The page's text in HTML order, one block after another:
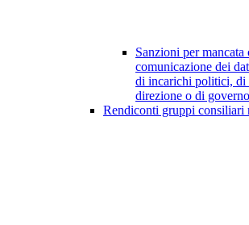
Sanzioni per mancata
comunicazione dei
di incarichi politici, di
direzione o di governo
Rendiconti gruppi consiliari